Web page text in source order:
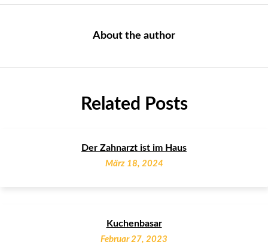
About the author
Related Posts
Der Zahnarzt ist im Haus
März 18, 2024
Kuchenbasar
Februar 27, 2023